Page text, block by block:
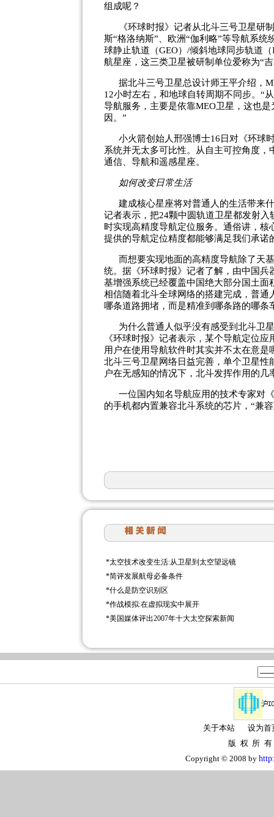
组成呢？
《环球时报》记者从北斗三号卫星研
斯“格洛纳斯”、欧洲“伽利略”等导航系
球静止轨道（GEO）/倾斜地球同步轨道
航星座，这三类卫星被研制单位爱称为“
据北斗三号卫星总设计师王平介绍，
12小时左右，和地球自转周期不同步。“
导航服务，主要是依靠MEO卫星，这也
因。”
小火箭创始人邢强博士16日对《环球
系统并无太多可比性。从自主可控角度
通信、导航和遥感星座。
如何改变日常生活
建成核心星座将对普通人的生活带来
记者表示，把24颗中圆轨道卫星都发射
时实现高精度导航定位服务。通俗讲，
提供的导航定位精度都能够满足我们承诺
而想要实现地面的高精度导航除了天
统。据《环球时报》记者了解，由中国
基增强系统已经覆盖中国绝大部分国土
相信随着北斗全球网络的搭建完成，普
哪条道路拥堵，而是精准到哪条路的哪条
为什么普通人似乎没有感受到北斗卫
《环球时报》记者表示，某个导航定位
用户在使用导航软件时其实并不太在意
北斗三号卫星网络日益完善，单个卫星
户在无感知的情况下，北斗发挥作用的几
一位国内知名导航应用的技术专家对
的手机都内置兼容北斗系统的芯片，“兼
*太空技术改变生活:从卫星到太空望远镜
*简评发展航母必备条件
*什么是防空识别区
*作战模拟:在虚拟现实中展开
*美国媒体评出2007年十大太空探索新闻